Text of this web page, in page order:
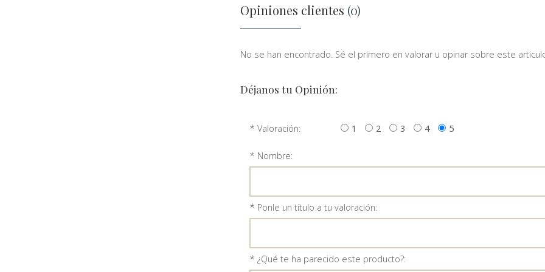
Opiniones clientes (0)
No se han encontrado. Sé el primero en valorar u opinar sobre este
Déjanos tu Opinión:
* Valoración: 1 2 3 4 5
* Nombre:
* Ponle un título a tu valoración:
* ¿Qué te ha parecido este producto?: